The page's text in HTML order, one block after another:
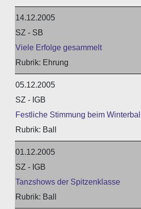
14.12.2005
SZ - SB
Viele Erfolge gesammelt
Ehrung
05.12.2005
SZ - IGB
Festliche Stimmung beim Winterball
Ball
01.12.2005
SZ - IGB
Tanzshows der Spitzenklasse
Ball